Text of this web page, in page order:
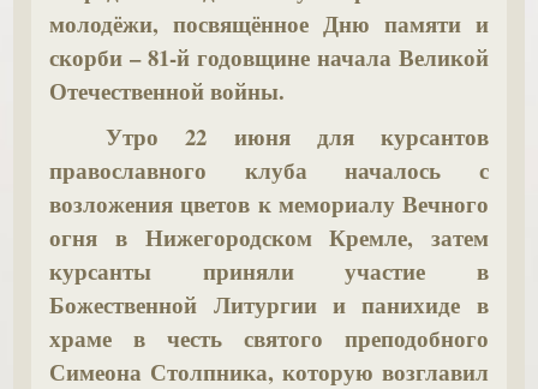
молодёжи, посвящённое Дню памяти и
скорби – 81-й годовщине начала Великой
Отечественной войны.
Утро 22 июня для курсантов
православного клуба началось с
возложения цветов к мемориалу Вечного
огня в Нижегородском Кремле, затем
курсанты приняли участие в
Божественной Литургии и панихиде в
храме в честь святого преподобного
Симеона Столпника, которую возглавил
скорби
начала
войны.
Утро